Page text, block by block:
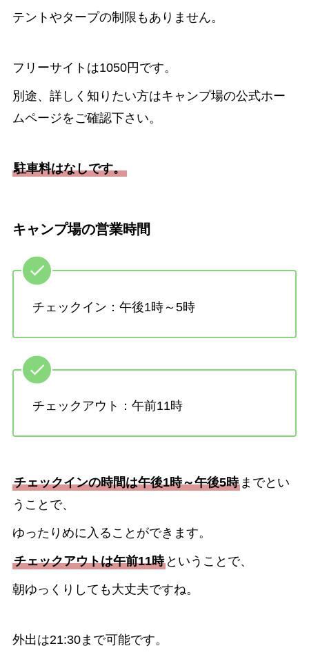
テントやタープの制限もありません。
フリーサイトは1050円です。
別途、詳しく知りたい方はキャンプ場の公式ホー
ムページをご確認下さい。
駐車料はなしです。
キャンプ場の営業時間
チェックイン：午後1時～5時
チェックアウト：午前11時
チェックインの時間は午後1時～午後5時までとい
うことで、
ゆったりめに入ることができます。
チェックアウトは午前11時ということで、
朝ゆっくりしても大丈夫ですね。
外出は21:30まで可能です。